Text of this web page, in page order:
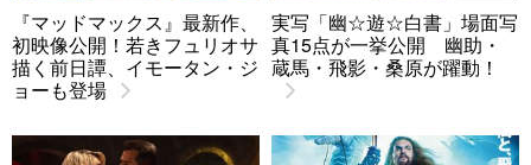
『マッドマックス』最新作、
初映像公開！若きフュリオサ
描く前日譚、イモータン・ジ
ョーも登場
実写「幽☆遊☆白書」場面写
真15点が一挙公開 幽助・
蔵馬・飛影・桑原が躍動！